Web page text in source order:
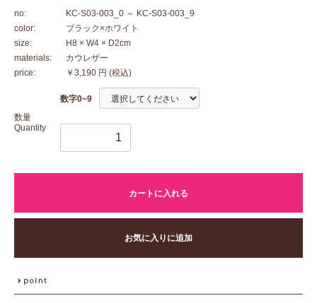
no: KC-S03-003_0 ～ KC-S03-003_9
color:
ブラック×ホワイト
size:
H8 × W4 × D2cm
materials:
カウレザー
price:
￥3,190 円 (税込)
数量
Quantity
数字0~9
カートに入れる
お気に入りに追加